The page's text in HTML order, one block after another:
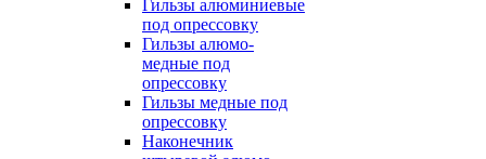
Гильзы алюминиевые
под опрессовку
Гильзы алюмо-
медные под
опрессовку
Гильзы медные под
опрессовку
Наконечник